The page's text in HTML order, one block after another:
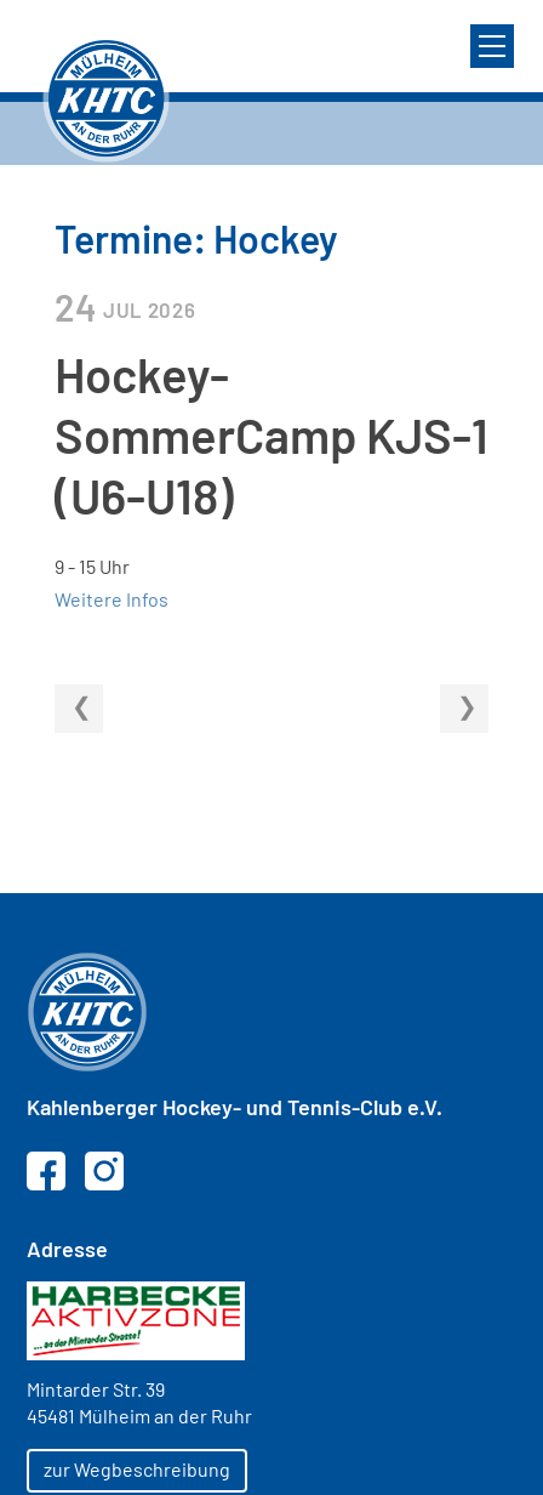
Termine: Hockey
24 JUL 2026
Hockey-
SommerCamp KJS-1
(U6-U18)
9 - 15 Uhr
Weitere Infos
Kahlenberger Hockey- und Tennis-Club e.V.
Adresse
Mintarder Str. 39
45481 Mülheim an der Ruhr
zur Wegbeschreibung